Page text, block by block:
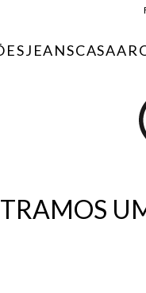
10% OFF
JEANSCASA